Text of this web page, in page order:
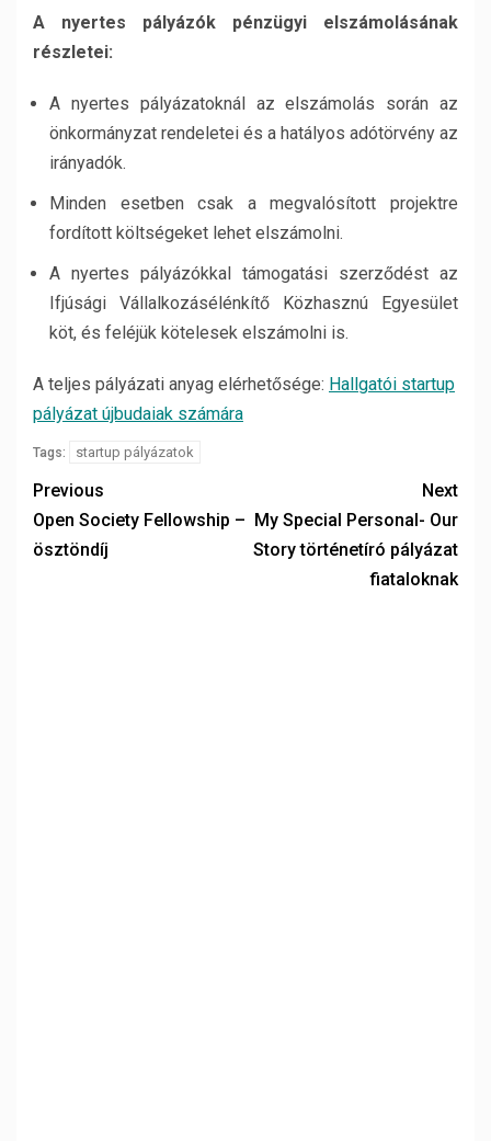
A nyertes pályázók pénzügyi elszámolásának
részletei:
A nyertes pályázatoknál az elszámolás során az
önkormányzat rendeletei és a hatályos adótörvény az
irányadók.
Minden esetben csak a megvalósított projektre
fordított költségeket lehet elszámolni.
A nyertes pályázókkal támogatási szerződést az
Ifjúsági Vállalkozásélénkítő Közhasznú Egyesület
köt, és feléjük kötelesek elszámolni is.
A teljes pályázati anyag elérhetősége: Hallgatói startup
pályázat újbudaiak számára
Tags: startup pályázatok
Previous
Open Society Fellowship –
ösztöndíj
Next
My Special Personal- Our
Story történetíró pályázat
fiataloknak